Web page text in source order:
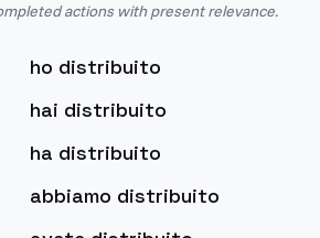
actions with present relevance.
ho distribuito
hai distribuito
ha distribuito
abbiamo distribuito